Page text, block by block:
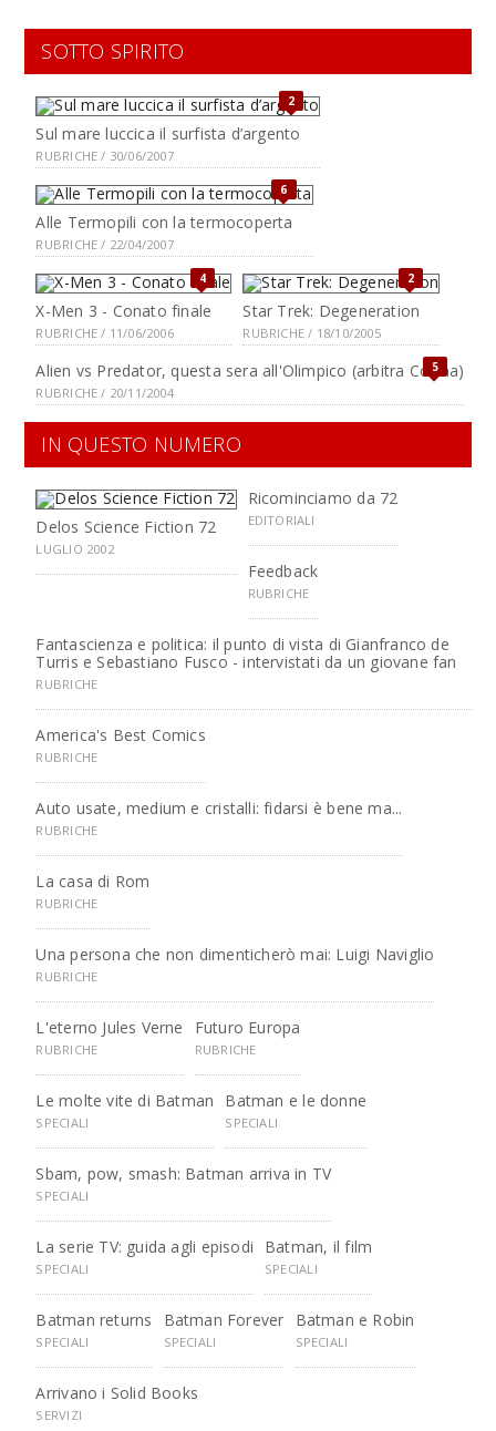
SOTTO SPIRITO
2
Sul mare luccica il surfista d’argento
RUBRICHE / 30/06/2007
6
Alle Termopili con la termocoperta
RUBRICHE / 22/04/2007
4
X-Men 3 - Conato finale
RUBRICHE / 11/06/2006
2
Star Trek: Degeneration
RUBRICHE / 18/10/2005
5
Alien vs Predator, questa sera all'Olimpico (arbitra Collina)
RUBRICHE / 20/11/2004
IN QUESTO NUMERO
Delos Science Fiction 72
LUGLIO 2002
Ricominciamo da 72
EDITORIALI
Feedback
RUBRICHE
Fantascienza e politica: il punto di vista di Gianfranco de
Turris e Sebastiano Fusco - intervistati da un giovane fan
RUBRICHE
America's Best Comics
RUBRICHE
Auto usate, medium e cristalli: fidarsi è bene ma...
RUBRICHE
La casa di Rom
RUBRICHE
Una persona che non dimenticherò mai: Luigi Naviglio
RUBRICHE
L'eterno Jules Verne
RUBRICHE
Futuro Europa
RUBRICHE
Le molte vite di Batman
SPECIALI
Batman e le donne
SPECIALI
Sbam, pow, smash: Batman arriva in TV
SPECIALI
La serie TV: guida agli episodi
SPECIALI
Batman, il film
SPECIALI
Batman returns
SPECIALI
Batman Forever
SPECIALI
Batman e Robin
SPECIALI
Arrivano i Solid Books
SERVIZI